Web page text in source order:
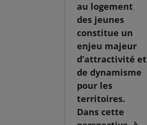
au logement
des jeunes
constitue un
enjeu majeur
d’attractivité et
de dynamisme
pour les
territoires.
Dans cette